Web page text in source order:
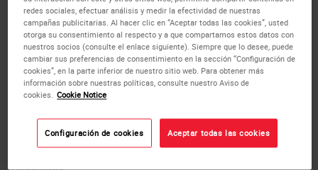
lymphoid progenitor cells, immature B cells within adult
bone marrow and germinal center B cells within lymphoid
tissue. It is also expressed in various non-lymphoid cells
and tissues, such as breast myoepithelial cells, bile
canaliculi, fibroblasts, with especially high expression on
the brush border of kidney and gut epithelial cells. (G.
McIntosh et al. American Journal of Pathology. 154(1): 77-
82 (1999)).
redes sociales, efectuar análisis y medir la efectividad de nuestras
campañas publicitarias. Al hacer clic en “Aceptar todas las cookies”, usted
otorga su consentimiento al respecto y a que compartamos estos datos con
nuestros socios (consulte el enlace siguiente). Siempre que lo desee, puede
cambiar sus preferencias de consentimiento en la sección “Configuración de
cookies”, en la parte inferior de nuestro sitio web. Para obtener más
información sobre nuestras políticas, consulte nuestro Aviso de
cookies. Cookie Notice
Configuración de cookies Aceptar todas las cookies